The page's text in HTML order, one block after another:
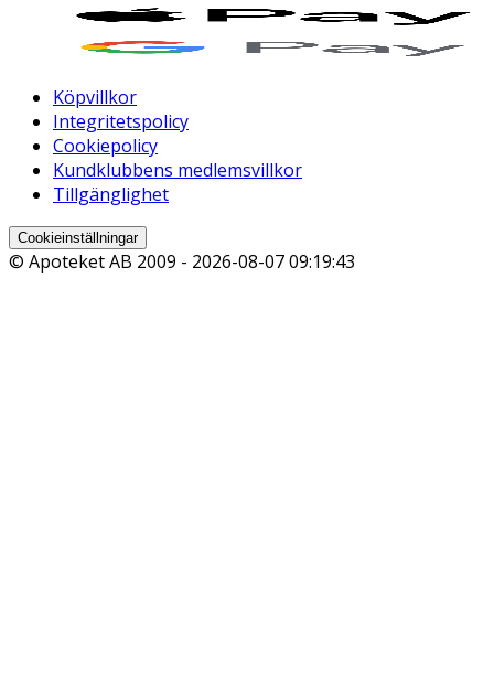
Köpvillkor
Integritetspolicy
Cookiepolicy
Kundklubbens medlemsvillkor
Tillgänglighet
Cookieinställningar
© Apoteket AB 2009 - 2026-08-07 09:19:43